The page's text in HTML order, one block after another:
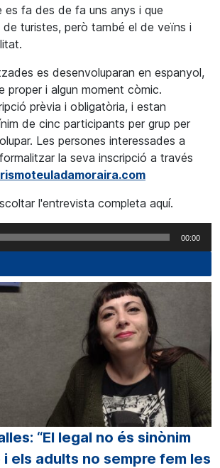
es fa des de fa uns anys i que
turistes, però també el de veïns i
es desenvoluparan en espanyol,
proper i algun moment còmic.
prèvia i obligatòria, i estan
de cinc participants per grup per
Les persones interessades a
la seva inscripció a través
l'entrevista completa aquí.
00:00
“El legal no és sinònim
els adults no sempre fem les